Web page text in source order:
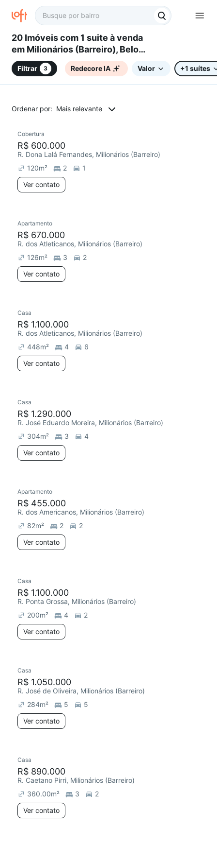
20 Imóveis com 1 suite à venda
em Milionários (Barreiro), Belo
Horizonte, MG
Filtrar 3 Redecore IA Valor +1 suítes
Ordenar por: Mais relevante
Redecorar
Cobertura
R$ 600.000
R. Dona Lalá Fernandes, Milionários (Barreiro)
120m² 2
1
Ver contato
Apartamento
R$ 670.000
R. dos Atleticanos, Milionários (Barreiro)
126m² 3
2
Ver contato
Casa
R$ 1.100.000
R. dos Atleticanos, Milionários (Barreiro)
448m² 4
6
Ver contato
Casa
R$ 1.290.000
R. José Eduardo Moreira, Milionários (Barreiro)
304m² 3
4
Ver contato
Redecorar
Apartamento
R$ 455.000
R. dos Americanos, Milionários (Barreiro)
82m² 2
2
Ver contato
Casa
R$ 1.100.000
R. Ponta Grossa, Milionários (Barreiro)
200m² 4
2
Ver contato
Casa
R$ 1.050.000
R. José de Oliveira, Milionários (Barreiro)
284m² 5
5
Ver contato
Casa
R$ 890.000
R. Caetano Pirri, Milionários (Barreiro)
360.00m² 3
2
Ver contato